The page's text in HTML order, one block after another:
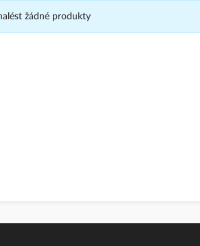
žádné produkty